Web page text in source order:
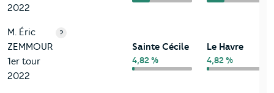
2022
M. Éric
ZEMMOUR
1er tour
2022
?
Sainte Cécile
4,82 %
Le Havre
4,82 %